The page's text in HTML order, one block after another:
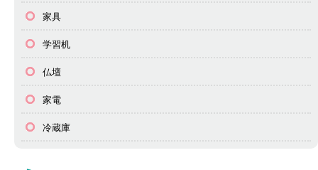
家具
学習机
仏壇
家電
冷蔵庫